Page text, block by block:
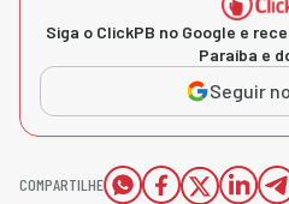
Siga o ClickPB no Google e
Paraíba e
Seguir
COMPARTILHE